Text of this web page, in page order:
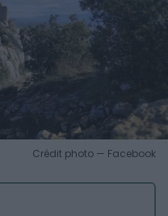
Crédit photo — Facebook